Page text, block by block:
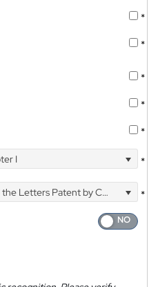
*
*
*
*
*
I *
Letters Patent by Courier
*